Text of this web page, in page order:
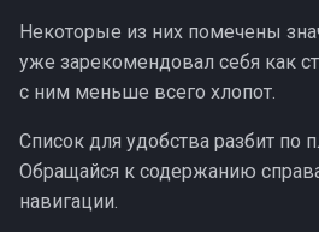
а
ц
я
п
KMPlayer
Ott-Play
Десктопные
Некоторые из них помечены
уже зарекомендовал себя как
с ним меньше всего хлопот.
Список для удобства разбит по
Обращайся к содержанию
навигации.